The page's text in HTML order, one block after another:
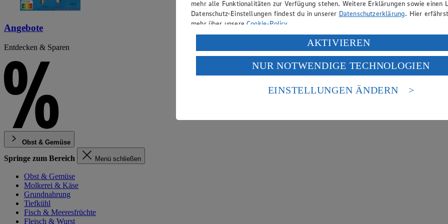
Angebote
Entdecken & Sparen
Obst & Gemüse
Springe zum Bereich Menü schließen
Obst & Gemüse
Molkerei & Käse
Grundnahrung
Tiefkühl
Fisch & Meeresfrüchte
Fleisch & Wurst
mehr alle Funktionalitäten zur Verfügung stehen. Weitere Erklärungen sowie einen
Datenschutz-Einstellungen findest du in unserer Datenschutzerklärung. Hier
mehr über unsereCookie-Policy.
Verarbeitung deiner personenbezogenen Daten in den USA durch Facebook und
Wenn du auf „Aktivieren“ klickst, willigst du im Sinne des Art. 49 Abs. 1 Satz 1 lit.
ein, dass deine Daten in den USA verarbeitet werden. Der EuGH sieht die USA als
einem nach europäischen Standards nicht angemessenen Datenschutzniveau an. Es
Risiko eines Zugriffs durch US-amerikanische Behörden.
AKTIVIEREN
NUR NOTWENDIGE TECHNOLOGIEN
EINSTELLUNGEN ÄNDERN